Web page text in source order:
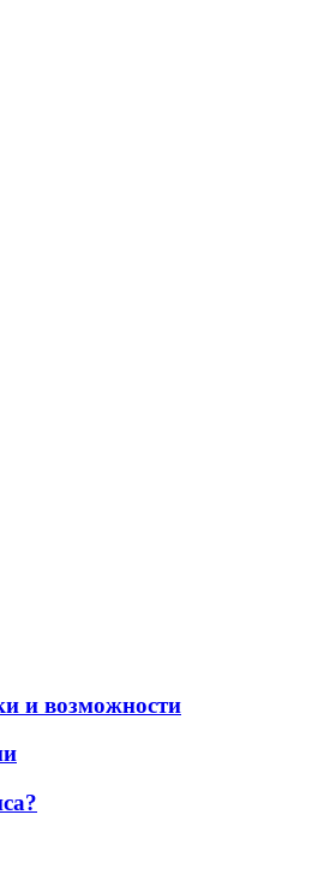
и возможности